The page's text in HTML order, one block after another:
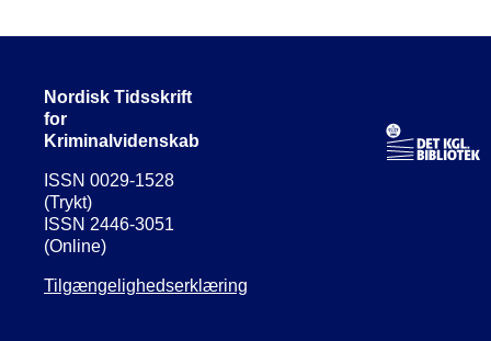
Nordisk Tidsskrift
for
Kriminalvidenskab
ISSN 0029-1528
(Trykt)
ISSN 2446-3051
(Online)
Tilgængelighedserklæring